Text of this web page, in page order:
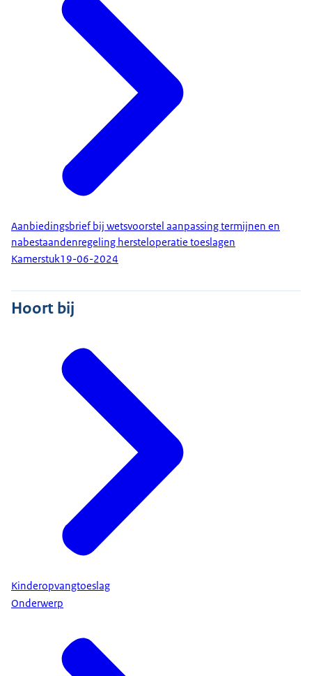
Aanbiedingsbrief bij wetsvoorstel aanpassing termijnen en
nabestaandenregeling hersteloperatie toeslagen
Kamerstuk19-06-2024
Hoort bij
Kinderopvangtoeslag
Onderwerp